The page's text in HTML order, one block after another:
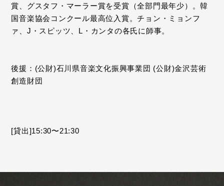
賞、グスタフ・マーラー賞を受賞（全部門最年少）。韓
国音楽協会コンクール最高位入賞。チョン・ミョンフ
ァ、J・スピッツ、L・カンタの各氏に師事。
後援：(公財)石川県音楽文化振興事業団 (公財)金沢芸術
創造財団
[貸出]15:30〜21:30